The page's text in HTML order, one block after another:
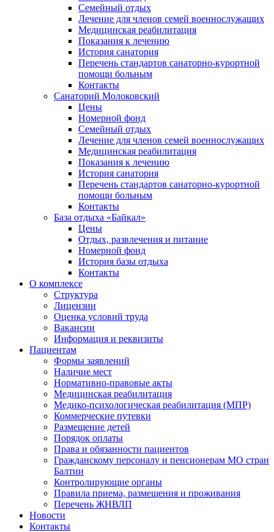
Семейный отдых
Лечение для членов семей военнослужащих
Медицинская реабилитация
Показания к лечению
История санатория
Перечень стандартов санаторно-курортной
помощи больным
Контакты
Санаторий Молоковский
Цены
Номерной фонд
Семейный отдых
Лечение для членов семей военнослужащих
Медицинская реабилитация
Показания к лечению
История санатория
Перечень стандартов санаторно-курортной
помощи больным
Контакты
База отдыха «Байкал»
Цены
Отдых, развлечения и питание
Номерной фонд
История базы отдыха
Контакты
О комплексе
Структура
Лицензии
Оценка условий труда
Вакансии
Информация и реквизиты
Пациентам
Формы заявлений
Наличие мест
Нормативно-правовые акты
Медицинская реабилитация
Медико-психологическая реабилитация (МПР)
Коммерческие путевки
Размещение детей
Порядок оплаты
Права и обязанности пациентов
Гражданскому персоналу и пенсионерам МО стран
Балтии
Контролирующие органы
Правила приема, размещения и проживания
Перечень ЖНВЛП
Новости
Контакты